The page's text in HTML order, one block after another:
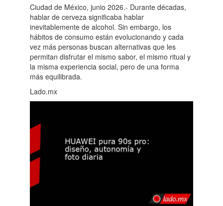
Ciudad de México, junio 2026.- Durante décadas,
hablar de cerveza significaba hablar
inevitablemente de alcohol. Sin embargo, los
hábitos de consumo están evolucionando y cada
vez más personas buscan alternativas que les
permitan disfrutar el mismo sabor, el mismo ritual y
la misma experiencia social, pero de una forma
más equilibrada.
Lado.mx